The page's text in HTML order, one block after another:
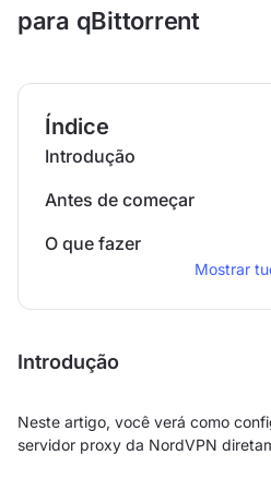
para qBittorrent
Índice
Introdução
Antes de começar
O que fazer
Mostrar
Introdução
Neste artigo, você verá como
servidor proxy da NordVPN